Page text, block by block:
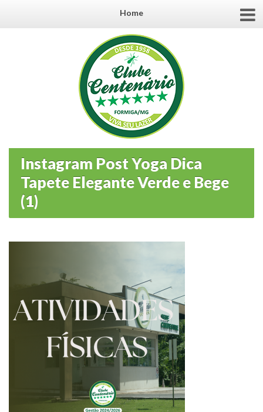
Home
Instagram Post Yoga Dica
Tapete Elegante Verde e Bege
(1)